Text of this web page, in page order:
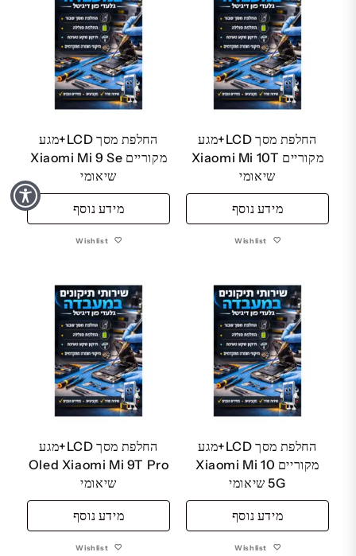
החלפת מסך LCD+מגע
מקוריים Xiaomi Mi 10T
שיאומי
מידע נוסף
Wishlist
החלפת מסך LCD+מגע
מקוריים Xiaomi Mi 9 Se
שיאומי
מידע נוסף
Wishlist
החלפת מסך LCD+מגע
מקוריים Xiaomi Mi 10
5G שיאומי
מידע נוסף
Wishlist
החלפת מסך LCD+מגע
Oled Xiaomi Mi 9T Pro
שיאומי
מידע נוסף
Wishlist